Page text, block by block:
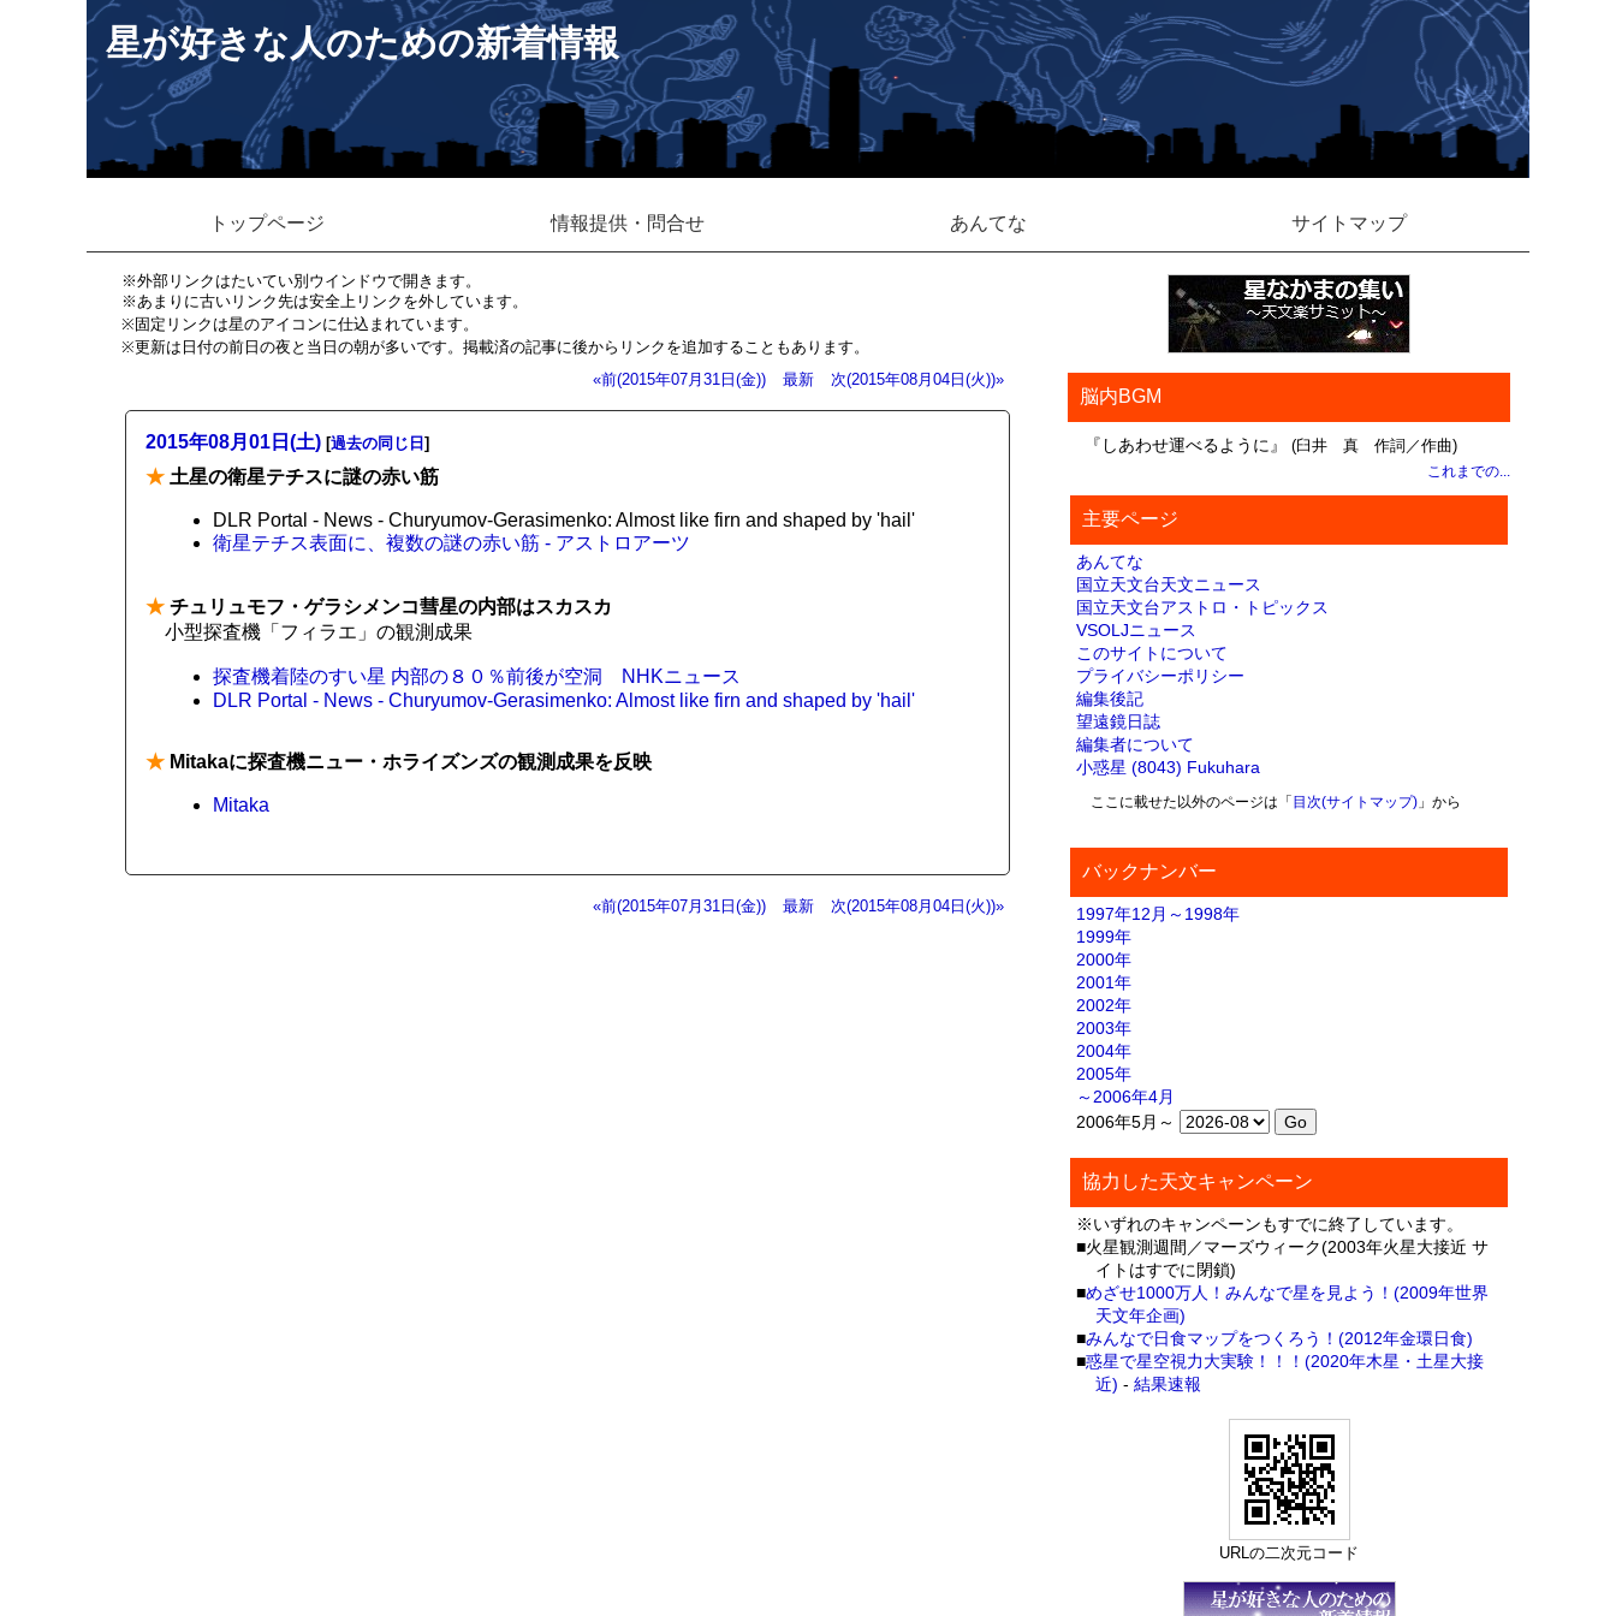
星が好きな人のための新着情報
トップページ 情報提供・問合せ あんてな サイトマップ
※外部リンクはたいてい別ウインドウで開きます。
※あまりに古いリンク先は安全上リンクを外しています。
※固定リンクは星のアイコンに仕込まれています。
※更新は日付の前日の夜と当日の朝が多いです。掲載済の記事に後からリンクを追加することもあります。
«前(2015年07月31日(金))
最新 次(2015年08月04日(火))»
2015年08月01日(土) [過去の同じ日 ]
★ 土星の衛星テチスに謎の赤い筋
DLR Portal - News - Churyumov-Gerasimenko: Almost like firn and shaped by 'hail'
衛星テチス表面に、複数の謎の赤い筋 - アストロアーツ
★ チュリュモフ・ゲラシメンコ彗星の内部はスカスカ
小型探査機「フィラエ」の観測成果
探査機着陸のすい星 内部の８０％前後が空洞 NHKニュース
DLR Portal - News - Churyumov-Gerasimenko: Almost like firn and shaped by 'hail'
★ Mitakaに探査機ニュー・ホライズンズの観測成果を反映
Mitaka
«前(2015年07月31日(金)) 最新 次(2015年08月04日(火))»
脳内BGM
『しあわせ運べるように』 (臼井 真 作詞／作曲)
これまでの...
主要ページ
あんてな
国立天文台天文ニュース
国立天文台アストロ・トピックス
VSOLJニュース
このサイトについて
プライバシーポリシー
編集後記
望遠鏡日誌
編集者について
小惑星 (8043) Fukuhara
ここに載せた以外のページは「 目次(サイトマップ)」から
バックナンバー
1997年12月～1998年
1999年
2000年
2001年
2002年
2003年
2004年
2005年
～2006年4月
2006年5月～
協力した天文キャンペーン
※いずれのキャンペーンもすでに終了しています。
■火星観測週間／マーズウィーク(2003年火星大接近 サ
イトはすでに閉鎖)
■めざせ1000万人！みんなで星を見よう！(2009年世界
天文年企画)
■みんなで日食マップをつくろう！(2012年金環日食)
■惑星で星空視力大実験！！！(2020年木星・土星大接
近) -結果速報
URLの二次元コード